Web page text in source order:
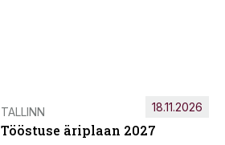
TALLINN
Tööstuse äriplaan 2027
18.11.2026